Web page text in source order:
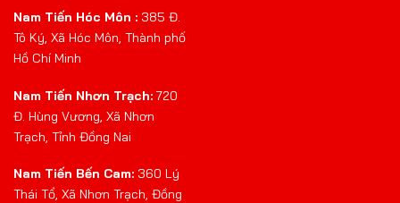
Nam Tiến Hóc Môn : 385 Đ.
Tô Ký, Xã Hóc Môn, Thành phố
Hồ Chí Minh
Nam Tiến Nhơn Trạch: 720
Đ. Hùng Vương, Xã Nhơn
Trạch, Tỉnh Đồng Nai
Nam Tiến Bến Cam: 360 Lý
Thái Tổ, Xã Nhơn Trạch, Đồng